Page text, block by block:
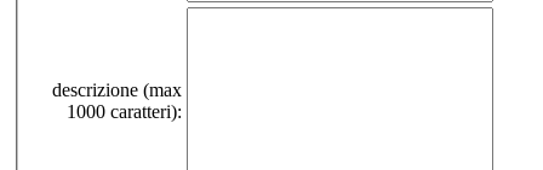
descrizione (max
1000 caratteri):